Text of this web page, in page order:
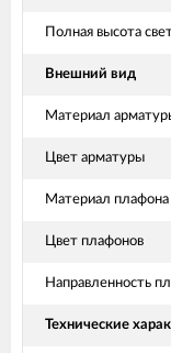
Полная высота
Внешний вид
Материал
Цвет арматуры
Материал плафона
Цвет плафонов
Направленность
Технические